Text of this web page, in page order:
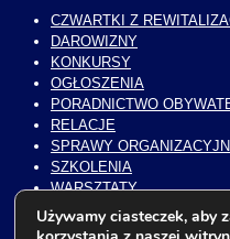
CZWARTKI Z
DAROWIZNY
KONKURSY
OGŁOSZENIA
PORADNICTWO
RELACJE
SPRAWY
SZKOLENIA
WARSZTATY
WIZYTY STUDIALNE
WOLONTARIAT
Używamy ciasteczek, aby